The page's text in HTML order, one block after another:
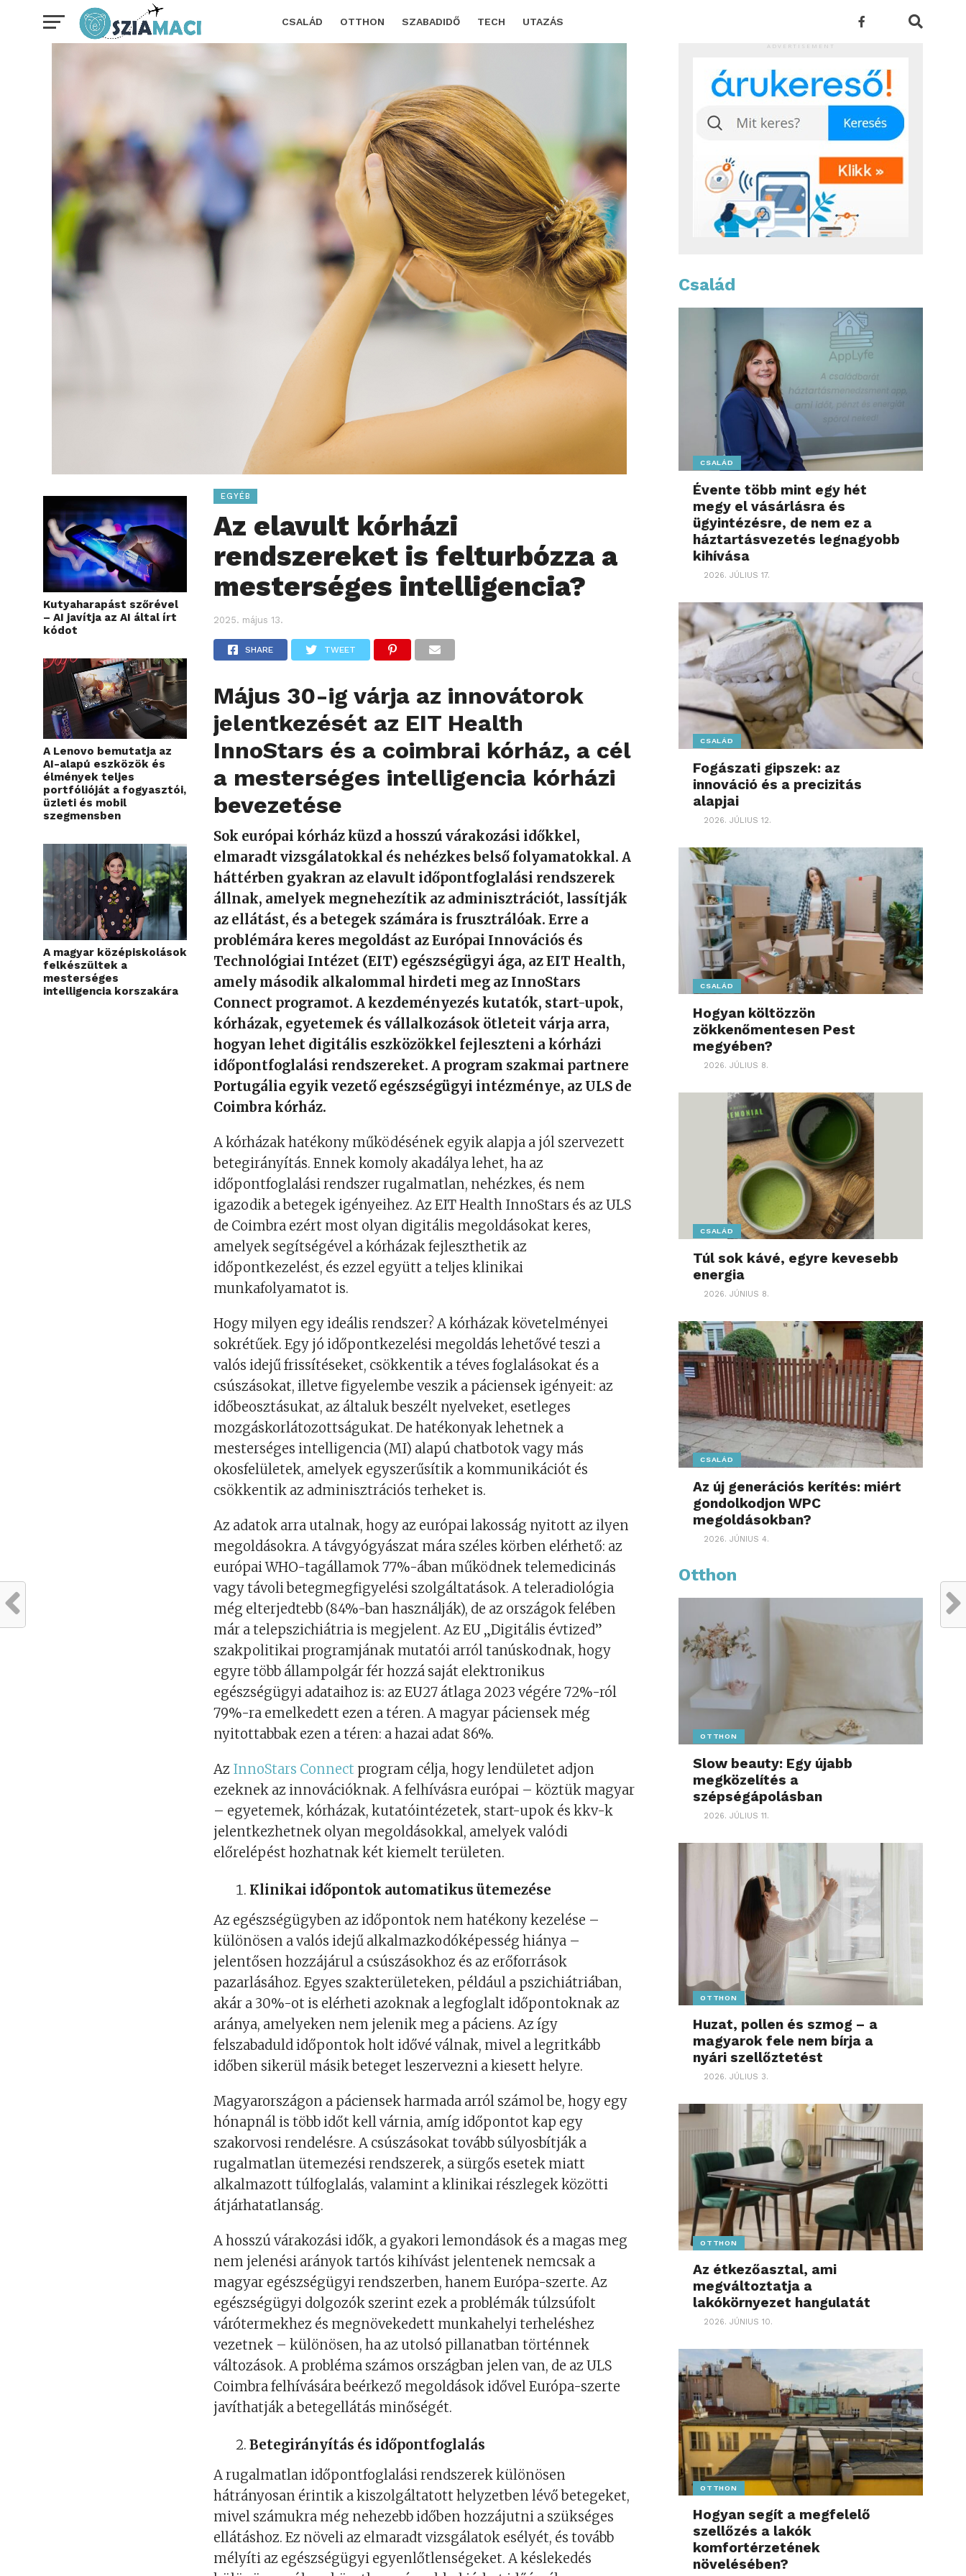
CSALÁD OTTHON SZABADIDŐ TECH UTAZÁS
Kutyaharapást szőrével
– AI javítja az AI által írt
kódot
A Lenovo bemutatja az
AI-alapú eszközök és
élmények teljes
portfólióját a fogyasztói,
üzleti és mobil
szegmensben
A magyar középiskolások
felkészültek a
mesterséges
intelligencia korszakára
EGYÉB
Az elavult kórházi
rendszereket is felturbózza a
mesterséges intelligencia?
2025. május 13.
SHARE TWEET
Május 30-ig várja az innovátorok
jelentkezését az EIT Health
InnoStars és a coimbrai kórház, a cél
a mesterséges intelligencia kórházi
bevezetése
Sok európai kórház küzd a hosszú várakozási időkkel,
elmaradt vizsgálatokkal és nehézkes belső folyamatokkal. A
háttérben gyakran az elavult időpontfoglalási rendszerek
állnak, amelyek megnehezítik az adminisztrációt, lassítják
az ellátást, és a betegek számára is frusztrálóak. Erre a
problémára keres megoldást az Európai Innovációs és
Technológiai Intézet (EIT) egészségügyi ága, az EIT Health,
amely második alkalommal hirdeti meg az InnoStars
Connect programot. A kezdeményezés kutatók, start-upok,
kórházak, egyetemek és vállalkozások ötleteit várja arra,
hogyan lehet digitális eszközökkel fejleszteni a kórházi
időpontfoglalási rendszereket. A program szakmai partnere
Portugália egyik vezető egészségügyi intézménye, az ULS de
Coimbra kórház.
A kórházak hatékony működésének egyik alapja a jól szervezett
betegirányítás. Ennek komoly akadálya lehet, ha az
időpontfoglalási rendszer rugalmatlan, nehézkes, és nem
igazodik a betegek igényeihez. Az EIT Health InnoStars és az ULS
de Coimbra ezért most olyan digitális megoldásokat keres,
amelyek segítségével a kórházak fejleszthetik az
időpontkezelést, és ezzel együtt a teljes klinikai
munkafolyamatot is.
Hogy milyen egy ideális rendszer? A kórházak követelményei
sokrétűek. Egy jó időpontkezelési megoldás lehetővé teszi a
valós idejű frissítéseket, csökkentik a téves foglalásokat és a
csúszásokat, illetve figyelembe veszik a páciensek igényeit: az
időbeosztásukat, az általuk beszélt nyelveket, esetleges
mozgáskorlátozottságukat. De hatékonyak lehetnek a
mesterséges intelligencia (MI) alapú chatbotok vagy más
okosfelületek, amelyek egyszerűsítik a kommunikációt és
csökkentik az adminisztrációs terheket is.
Az adatok arra utalnak, hogy az európai lakosság nyitott az ilyen
megoldásokra. A távgyógyászat mára széles körben elérhető: az
európai WHO-tagállamok 77%-ában működnek telemedicinás
vagy távoli betegmegfigyelési szolgáltatások. A teleradiológia
még elterjedtebb (84%-ban használják), de az országok felében
már a telepszichiátria is megjelent. Az EU „Digitális évtized”
szakpolitikai programjának mutatói arról tanúskodnak, hogy
egyre több állampolgár fér hozzá saját elektronikus
egészségügyi adataihoz is: az EU27 átlaga 2023 végére 72%-ról
79%-ra emelkedett ezen a téren. A magyar páciensek még
nyitottabbak ezen a téren: a hazai adat 86%.
Az InnoStars Connect program célja, hogy lendületet adjon
ezeknek az innovációknak. A felhívásra európai – köztük magyar
– egyetemek, kórházak, kutatóintézetek, start-upok és kkv-k
jelentkezhetnek olyan megoldásokkal, amelyek valódi
előrelépést hozhatnak két kiemelt területen.
Klinikai időpontok automatikus ütemezése
Az egészségügyben az időpontok nem hatékony kezelése –
különösen a valós idejű alkalmazkodóképesség hiánya –
jelentősen hozzájárul a csúszásokhoz és az erőforrások
pazarlásához. Egyes szakterületeken, például a pszichiátriában,
akár a 30%-ot is elérheti azoknak a legfoglalt időpontoknak az
aránya, amelyeken nem jelenik meg a páciens. Az így
felszabaduld időpontok holt idővé válnak, mivel a legritkább
időben sikerül másik beteget leszervezni a kiesett helyre.
Magyarországon a páciensek harmada arról számol be, hogy egy
hónapnál is több időt kell várnia, amíg időpontot kap egy
szakorvosi rendelésre. A csúszásokat tovább súlyosbítják a
rugalmatlan ütemezési rendszerek, a sürgős esetek miatt
alkalmazott túlfoglalás, valamint a klinikai részlegek közötti
átjárhatatlanság.
A hosszú várakozási idők, a gyakori lemondások és a magas meg
nem jelenési arányok tartós kihívást jelentenek nemcsak a
magyar egészségügyi rendszerben, hanem Európa-szerte. Az
egészségügyi dolgozók szerint ezek a problémák túlzsúfolt
várótermekhez és megnövekedett munkahelyi terheléshez
vezetnek – különösen, ha az utolsó pillanatban történnek
változások. A probléma számos országban jelen van, de az ULS
Coimbra felhívására beérkező megoldások idővel Európa-szerte
javíthatják a betegellátás minőségét.
Betegirányítás és időpontfoglalás
A rugalmatlan időpontfoglalási rendszerek különösen
hátrányosan érintik a kiszolgáltatott helyzetben lévő betegeket,
mivel számukra még nehezebb időben hozzájutni a szükséges
ellátáshoz. Ez növeli az elmaradt vizsgálatok esélyét, és tovább
mélyíti az egészségügyi egyenlőtlenségeket. A késlekedés
ADVERTISEMENT
Család
CSALÁD
Évente több mint egy hét
megy el vásárlásra és
ügyintézésre, de nem ez a
háztartásvezetés legnagyobb
kihívása
2026. JÚLIUS 17.
CSALÁD
Fogászati gipszek: az
innováció és a precizitás
alapjai
2026. JÚLIUS 12.
CSALÁD
Hogyan költözzön
zökkenőmentesen Pest
megyében?
2026. JÚLIUS 8.
CSALÁD
Túl sok kávé, egyre kevesebb
energia
2026. JÚNIUS 8.
CSALÁD
Az új generációs kerítés: miért
gondolkodjon WPC
megoldásokban?
2026. JÚNIUS 4.
Otthon
OTTHON
Slow beauty: Egy újabb
megközelítés a
szépségápolásban
2026. JÚLIUS 11.
OTTHON
Huzat, pollen és szmog – a
magyarok fele nem bírja a
nyári szellőztetést
2026. JÚLIUS 3.
OTTHON
Az étkezőasztal, ami
megváltoztatja a
lakókörnyezet hangulatát
2026. JÚNIUS 10.
OTTHON
Hogyan segít a megfelelő
szellőzés a lakók
komfortérzetének
növelésében?